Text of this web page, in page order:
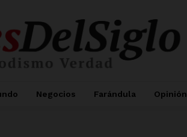
Negocios Farándula Opinión